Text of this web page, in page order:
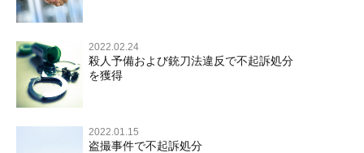
不正競争防止法
住居侵入等
名誉毀損・侮辱
2022.02.24
殺人予備および銃刀法違反で不起訴処分
を獲得
2022.01.15
盗撮事件で不起訴処分